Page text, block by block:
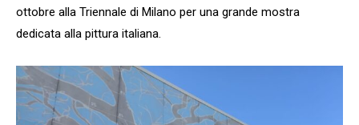
ottobre alla Triennale di Milano per una grande mostra
dedicata alla pittura italiana.